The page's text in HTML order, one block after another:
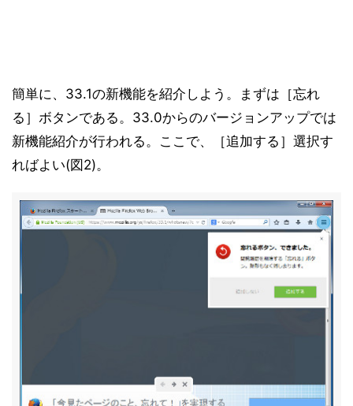
簡単に、33.1の新機能を紹介しよう。まずは［忘れ
る］ボタンである。33.0からのバージョンアップでは
新機能紹介が行われる。ここで、［追加する］選択す
ればよい(図2)。